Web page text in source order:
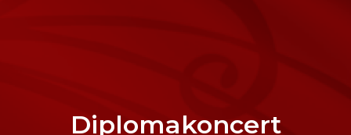
Diplomakoncert